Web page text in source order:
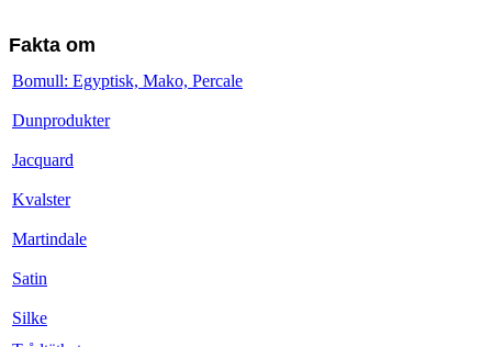
Fakta om
Bomull: Egyptisk, Mako, Percale
Dunprodukter
Jacquard
Kvalster
Martindale
Satin
Silke